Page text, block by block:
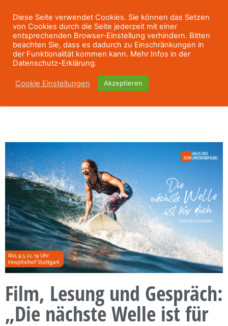
Film, Lesung und Gespräch:
„Die nächste Welle ist für
Diese Seite verwendet Cookies. Sie können das Setzen
von Cookies durch die Seite jederzeit mit einer
entsprechenden Browser-Einstellung verhindern. Bitten
beachten Sie, dass es dadurch zu Einschränkungen in
der Funktionalität kommen kann. Mehr Infos in der
Datenschutz-Erklärung.
Cookie Einstellungen Akzeptieren